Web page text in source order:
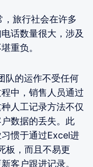
，旅行社会在许多
话数量很大，涉及
重负。
队的运作不受任何
中，销售人员通过
人工记录方法不仅
数据的丢失。此
惯于通过Excel进
板，而且不易更
客户跟进记录。